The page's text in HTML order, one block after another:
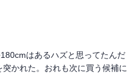
はあるハズと思ってたんだ
かれた。おれも次に買う候補に